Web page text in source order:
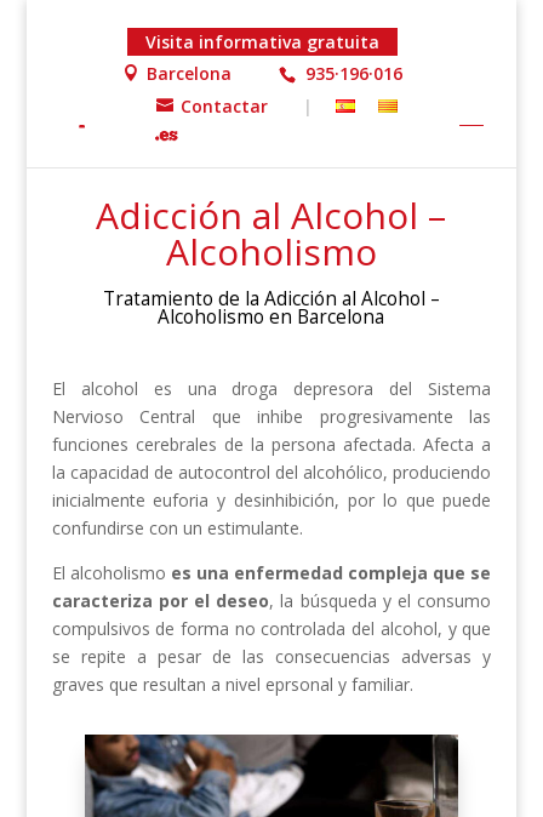
Visita informativa gratuita
Barcelona
935·196·016
Contactar
|
Inicio
Adicciones
Adicción al Alcohol –
Alcoholismo
Tratamiento de la Adicción al Alcohol –
Alcoholismo en Barcelona
El alcohol es una droga depresora del Sistema
Nervioso Central que inhibe progresivamente las
funciones cerebrales de la persona afectada. Afecta a
la capacidad de autocontrol del alcohólico, produciendo
inicialmente euforia y desinhibición, por lo que puede
confundirse con un estimulante.
El alcoholismo es una enfermedad compleja que se
caracteriza por el deseo, la búsqueda y el consumo
compulsivos de forma no controlada del alcohol, y que
se repite a pesar de las consecuencias adversas y
graves que resultan a nivel eprsonal y familiar.